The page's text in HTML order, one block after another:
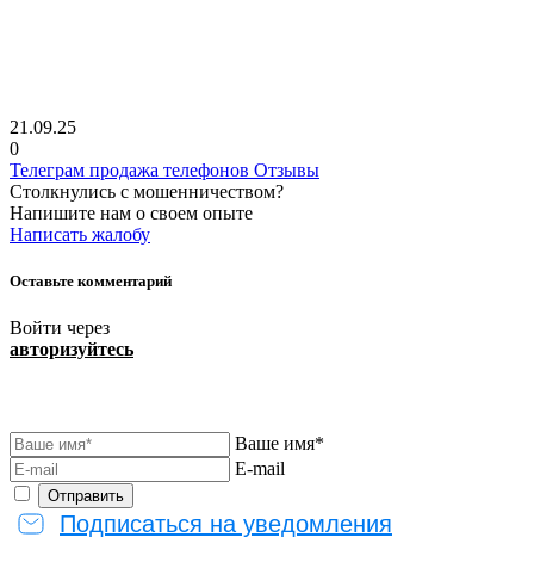
21.09.25
0
Телеграм продажа телефонов Отзывы
Столкнулись с мошенничеством?
Напишите нам о своем опыте
Написать жалобу
Оставьте комментарий
Войти через
авторизуйтесь
Ваше имя*
E-mail
Подписаться на уведомления